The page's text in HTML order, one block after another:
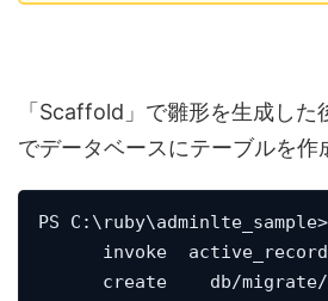
「Scaffold」で雛形を生成した
でデータベースにテーブルを作
PS
      invoke  active_record
create    db/